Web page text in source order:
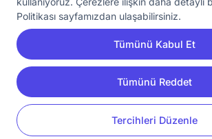
Politikası sayfamızdan ulaşabilirsiniz.
Tümünü Kabul Et
Tümünü Reddet
Tercihleri Düzenle
Kullanım Koşulları
Gizlilik Sözleşmesi
KVKK Aydınlatma Metni
Çerez Ayarları
© 2020 - 2026 NumaraAra.com | Tüm